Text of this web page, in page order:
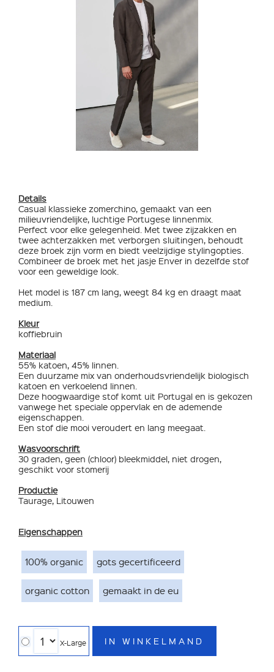
Details
Casual klassieke zomerchino, gemaakt van een
milieuvriendelijke, luchtige Portugese linnenmix.
Perfect voor elke gelegenheid. Met twee zijzakken en
twee achterzakken met verborgen sluitingen, behoudt
deze broek zijn vorm en biedt veelzijdige stylingopties.
Combineer de broek met het jasje Enver in dezelfde stof
voor een geweldige look.
Het model is 187 cm lang, weegt 84 kg en draagt ​​maat
medium.
Kleur
koffiebruin
Materiaal
55% katoen, 45% linnen.
Een duurzame mix van onderhoudsvriendelijk biologisch
katoen en verkoelend linnen.
Deze hoogwaardige stof komt uit Portugal en is gekozen
vanwege het speciale oppervlak en de ademende
eigenschappen.
Een stof die mooi veroudert en lang meegaat.
Wasvoorschrift
30 graden, geen (chloor) bleekmiddel, niet drogen,
geschikt voor stomerij
Productie
Taurage, Litouwen
Eigenschappen
100% organic gots gecertificeerd
organic cotton gemaakt in de eu
X-Large IN WINKELMAND